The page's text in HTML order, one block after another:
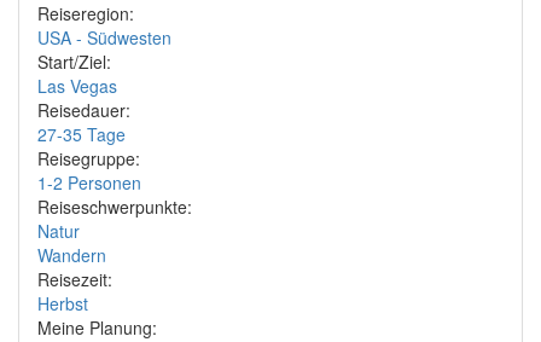
Reiseregion:
USA - Südwesten
Start/Ziel:
Las Vegas
Reisedauer:
27-35 Tage
Reisegruppe:
1-2 Personen
Reiseschwerpunkte:
Natur
Wandern
Reisezeit:
Herbst
Meine Planung: